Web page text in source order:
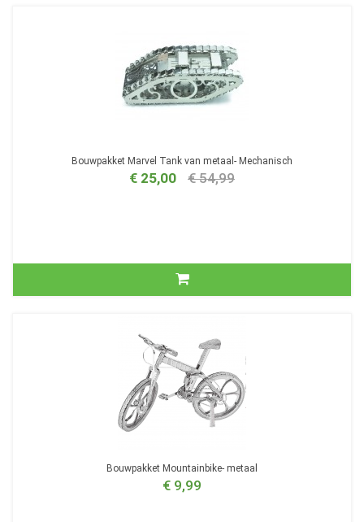
Bouwpakket Marvel Tank van metaal- Mechanisch
€ 25,00 € 54,99
Bouwpakket Mountainbike- metaal
€ 9,99